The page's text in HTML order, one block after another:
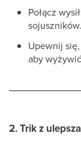
Połącz
sojuszników.
Upewnij
aby
2.Trik z